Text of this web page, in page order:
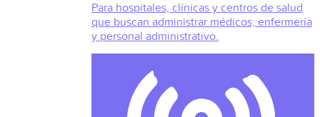
Para hospitales, clínicas y centros de salud
que buscan administrar médicos, enfermería
y personal administrativo.